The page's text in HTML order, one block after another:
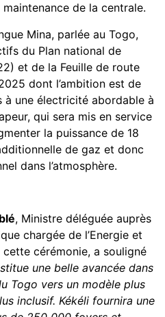
de la centrale.
Mina, parlée au Togo,
du Plan national de
et de la Feuille de route
dont l’ambition est de
une électricité abordable à
qui sera mis en service
la puissance de 18
de gaz et donc
dans l’atmosphère.
, Ministre déléguée auprès
chargée de l’Energie et
cette cérémonie, a souligné
une belle avancée dans
Togo vers un modèle plus
inclusif. Kékéli fournira une